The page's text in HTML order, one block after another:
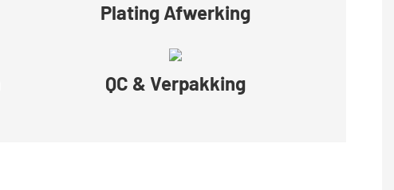
Plating Afwerking
QC & Verpakking